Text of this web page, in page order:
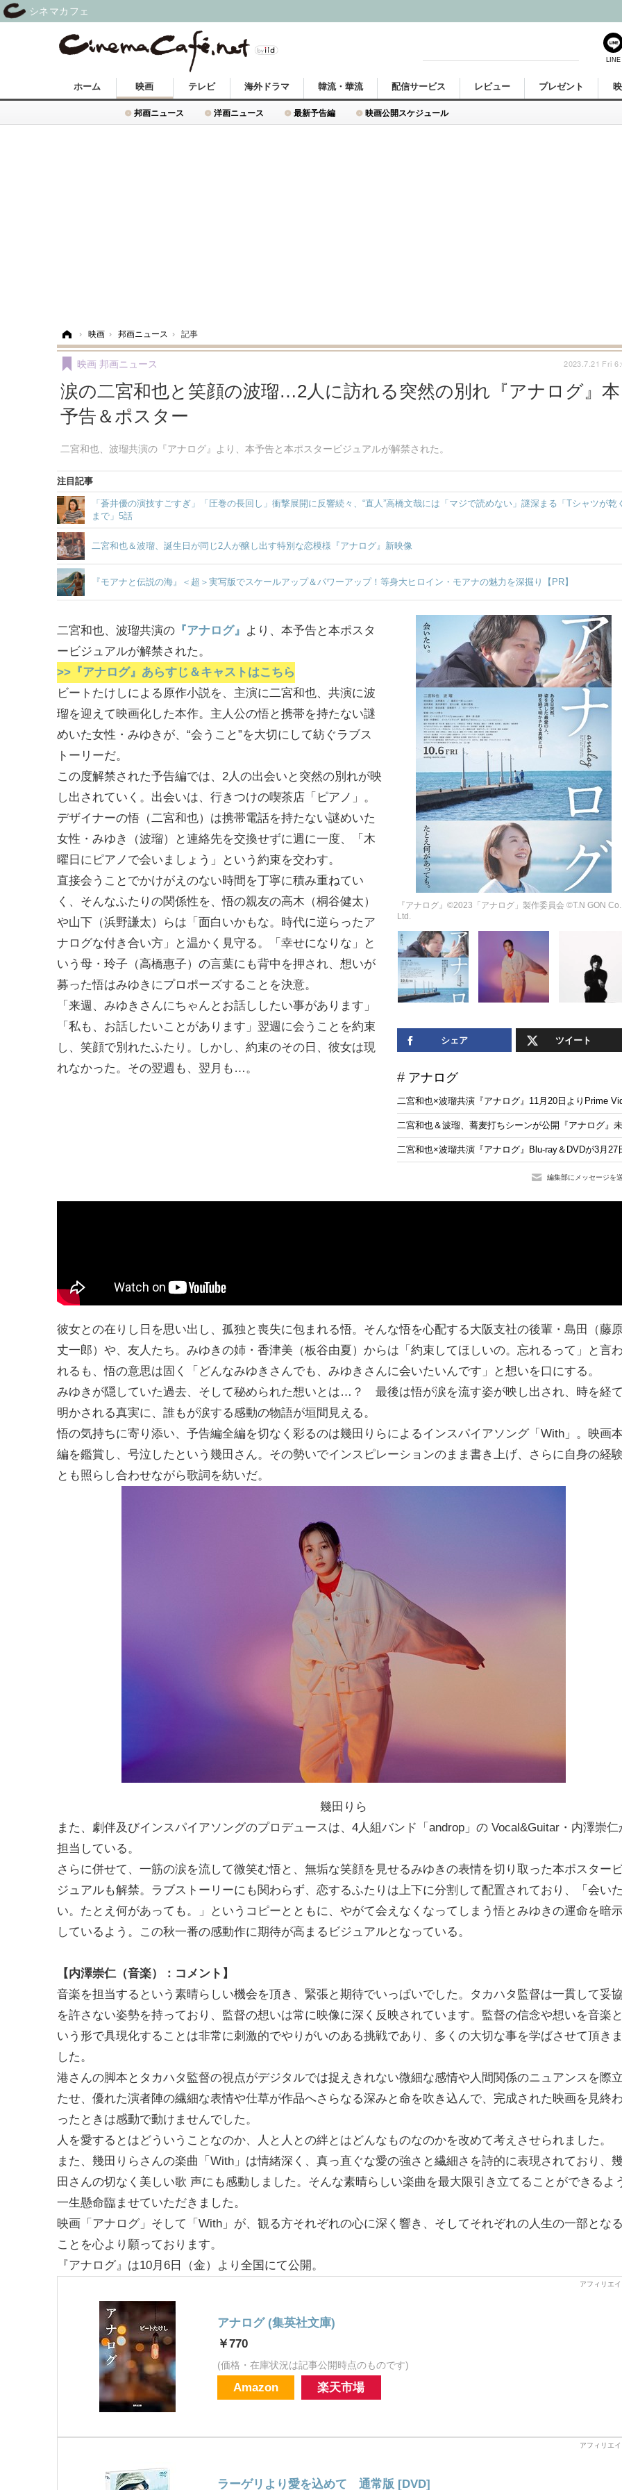
ホーム 映画
邦画ニュース 洋画ニュース 最新予告編 映画公開スケジュール
テレビ 海外ドラマ 韓流・華流 配信サービス レビュー プレゼント
› 映画 › 邦画ニュース › 記事
涙の二宮和也と笑顔の波瑠…2人に訪れる突然の別れ『アナログ』本
予告＆ポスター
二宮和也、波瑠共演の『アナログ』より、本予告と本ポスタービジュアルが解禁された。
映画 邦画ニュース 2023.7.21 Fri
注目記事
「蒼井優の演技すごすぎ」「圧巻の長回し」衝撃展開に反響続々、“直人”高橋文哉には「マジで読めない」謎深まる「Tシャツが乾
まで」5話
二宮和也＆波瑠、誕生日が同じ2人が醸し出す特別な恋模様『アナログ』新映像
『モアナと伝説の海』＜超＞実写版でスケールアップ＆パワーアップ！等身大ヒロイン・モアナの魅力を深掘り【PR】
『アナログ』©︎2023「アナログ」製作委員会 ©︎T.N GON
Ltd.
シェア ツイート
アナログ
二宮和也×波瑠共演『アナログ』11月20日よりPrime
二宮和也＆波瑠、蕎麦打ちシーンが公開『アナログ』
二宮和也×波瑠共演『アナログ』Blu-ray＆DVDが3月27
編集部にメッセージを
二宮和也、波瑠共演の 『アナログ』 より、本予告と本ポスタ
ービジュアルが解禁された。
>>『アナログ』あらすじ＆キャストはこちら
ビートたけしによる原作小説を、主演に二宮和也、共演に波
瑠を迎えて映画化した本作。主人公の悟と携帯を持たない謎
めいた女性・みゆきが、“会うこと”を大切にして紡ぐラブス
トーリーだ。
この度解禁された予告編では、2人の出会いと突然の別れが映
し出されていく。出会いは、行きつけの喫茶店「ピアノ」。
デザイナーの悟（二宮和也）は携帯電話を持たない謎めいた
女性・みゆき（波瑠）と連絡先を交換せずに週に一度、「木
曜日にピアノで会いましょう」という約束を交わす。
直接会うことでかけがえのない時間を丁寧に積み重ねてい
く、そんなふたりの関係性を、悟の親友の高木（桐谷健太）
や山下（浜野謙太）らは「面白いかもな。時代に逆らったア
ナログな付き合い方」と温かく見守る。「幸せになりな」と
いう母・玲子（高橋惠子）の言葉にも背中を押され、想いが
募った悟はみゆきにプロポーズすることを決意。
「来週、みゆきさんにちゃんとお話ししたい事があります」
「私も、お話したいことがあります」翌週に会うことを約束
し、笑顔で別れたふたり。しかし、約束のその日、彼女は現
れなかった。その翌週も、翌月も…。
彼女との在りし日を思い出し、孤独と喪失に包まれる悟。そんな悟を心配する大阪支社の後輩・島田（藤
丈一郎）や、友人たち。みゆきの姉・香津美（板谷由夏）からは「約束してほしいの。忘れるって」と言
れるも、悟の意思は固く「どんなみゆきさんでも、みゆきさんに会いたいんです」と想いを口にする。
みゆきが隠していた過去、そして秘められた想いとは…？ 最後は悟が涙を流す姿が映し出され、時を経
明かされる真実に、誰もが涙する感動の物語が垣間見える。
悟の気持ちに寄り添い、予告編全編を切なく彩るのは幾田りらによるインスパイアソング「With」。映画
編を鑑賞し、号泣したという幾田さん。その勢いでインスピレーションのまま書き上げ、さらに自身の経
とも照らし合わせながら歌詞を紡いだ。
幾田りら
また、劇伴及びインスパイアソングのプロデュースは、4人組バンド「androp」の Vocal&Guitar・内澤崇仁
担当している。
さらに併せて、一筋の涙を流して微笑む悟と、無垢な笑顔を見せるみゆきの表情を切り取った本ポスター
ジュアルも解禁。ラブストーリーにも関わらず、恋するふたりは上下に分割して配置されており、「会い
い。たとえ何があっても。」というコピーとともに、やがて会えなくなってしまう悟とみゆきの運命を暗
しているよう。この秋一番の感動作に期待が高まるビジュアルとなっている。
【内澤崇仁（音楽）：コメント】
音楽を担当するという素晴らしい機会を頂き、緊張と期待でいっぱいでした。タカハタ監督は一貫して妥
を許さない姿勢を持っており、監督の想いは常に映像に深く反映されています。監督の信念や想いを音楽
いう形で具現化することは非常に刺激的でやりがいのある挑戦であり、多くの大切な事を学ばさせて頂き
した。
港さんの脚本とタカハタ監督の視点がデジタルでは捉えきれない微細な感情や人間関係のニュアンスを際
たせ、優れた演者陣の繊細な表情や仕草が作品へさらなる深みと命を吹き込んで、完成された映画を見終
ったときは感動で動けませんでした。
人を愛するとはどういうことなのか、人と人との絆とはどんなものなのかを改めて考えさせられました。
また、幾田りらさんの楽曲「With」は情緒深く、真っ直ぐな愛の強さと繊細さを詩的に表現されており、
田さんの切なく美しい歌 声にも感動しました。そんな素晴らしい楽曲を最大限引き立てることができるよ
一生懸命臨ませていただきました。
映画「アナログ」そして「With」が、観る方それぞれの心に深く響き、そしてそれぞれの人生の一部とな
ことを心より願っております。
『アナログ』は10月6日（金）より全国にて公開。
アナログ (集英社文庫)
￥770
(価格・在庫状況は記事公開時点のものです)
Amazon 楽天市場
ラーゲリより愛を込めて 通常版 [DVD]
LINE
シネマカフェ